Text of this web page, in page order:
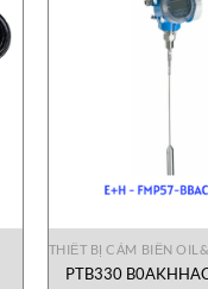
THIẾT BỊ CẢM BIẾN
PTB330